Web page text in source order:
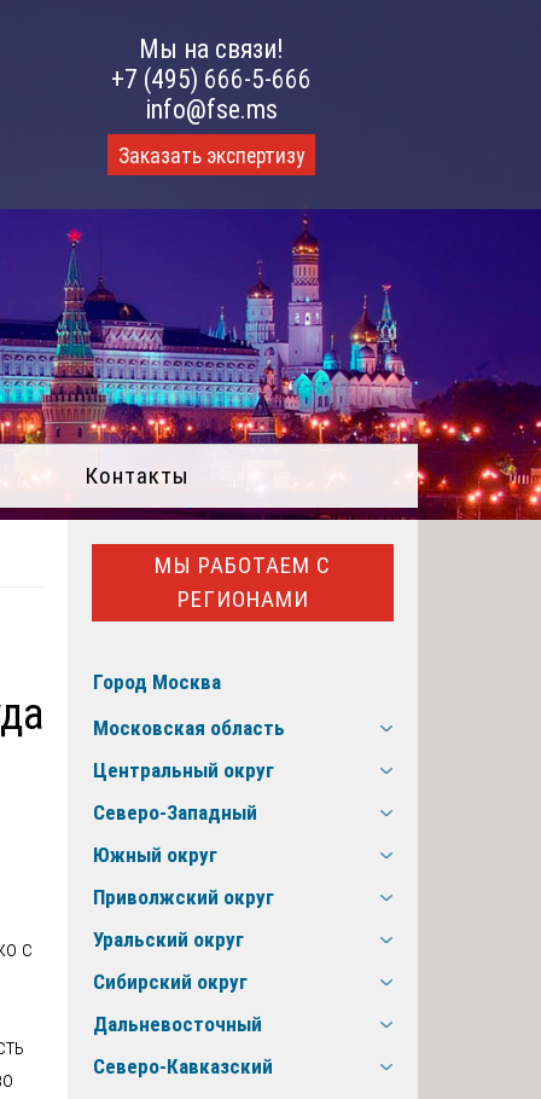
Мы на связи!
+7 (495) 666-5-666
info@fse.ms
Заказать экспертизу
Контакты
с
МЫ РАБОТАЕМ С
РЕГИОНАМИ
Город Москва
Московская область
Центральный округ
Северо-Западный
Южный округ
Приволжский округ
Уральский округ
Сибирский округ
Дальневосточный
Северо-Кавказский